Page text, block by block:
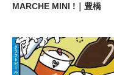
MARCHE MINI !｜豊橋